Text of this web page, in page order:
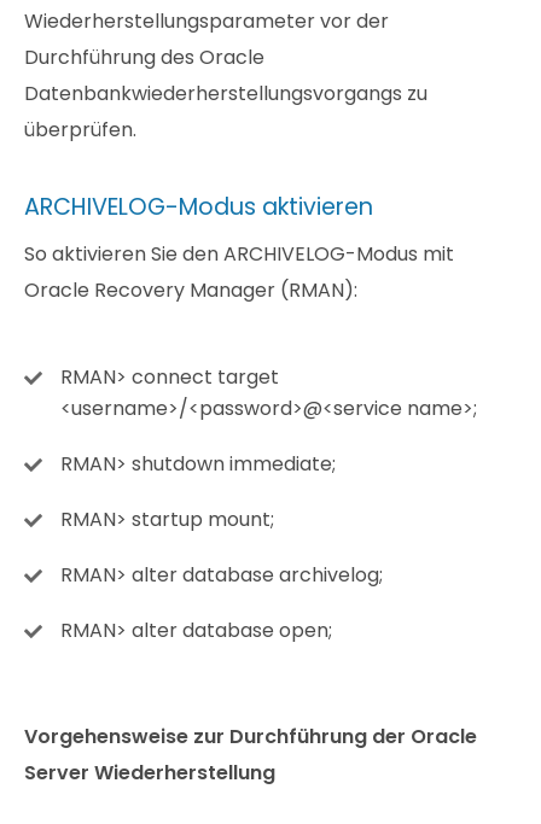
Wiederherstellungsparameter vor der
Durchführung des Oracle
Datenbankwiederherstellungsvorgangs zu
überprüfen.
ARCHIVELOG-Modus aktivieren
So aktivieren Sie den ARCHIVELOG-Modus mit
Oracle Recovery Manager (RMAN):
RMAN> connect target
<username>/<password>@<service name>;
RMAN> shutdown immediate;
RMAN> startup mount;
RMAN> alter database archivelog;
RMAN> alter database open;
Vorgehensweise zur Durchführung der Oracle
Server Wiederherstellung